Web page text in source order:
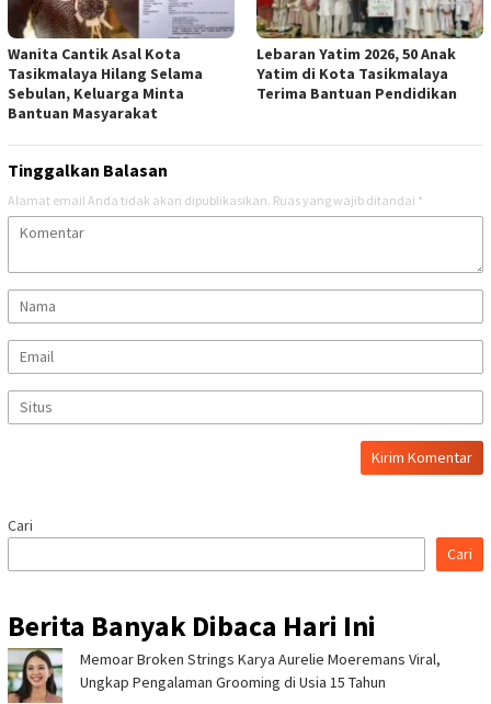
Wanita Cantik Asal Kota
Tasikmalaya Hilang Selama
Sebulan, Keluarga Minta
Bantuan Masyarakat
Lebaran Yatim 2026, 50 Anak
Yatim di Kota Tasikmalaya
Terima Bantuan Pendidikan
Tinggalkan Balasan
Alamat email Anda tidak akan dipublikasikan. Ruas yang wajib ditandai *
Cari
Cari
Berita Banyak Dibaca Hari Ini
Memoar Broken Strings Karya Aurelie Moeremans Viral,
Ungkap Pengalaman Grooming di Usia 15 Tahun